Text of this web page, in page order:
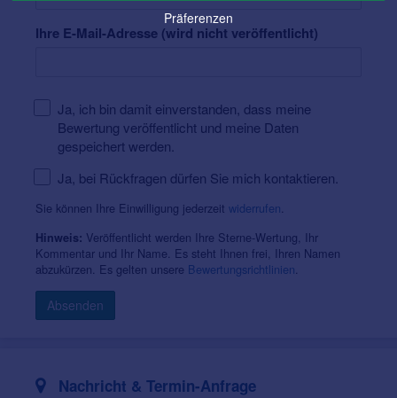
Ihre E-Mail-Adresse (wird nicht veröffentlicht)
Ja, ich bin damit einverstanden, dass meine
Bewertung veröffentlicht und meine Daten
gespeichert werden.
Ja, bei Rückfragen dürfen Sie mich kontaktieren.
Sie können Ihre Einwilligung jederzeit widerrufen.
Hinweis: Veröffentlicht werden Ihre Sterne-Wertung, Ihr
Kommentar und Ihr Name. Es steht Ihnen frei, Ihren Namen
abzukürzen. Es gelten unsere Bewertungsrichtlinien.
Absenden
Nachricht & Termin-Anfrage
Präferenzen